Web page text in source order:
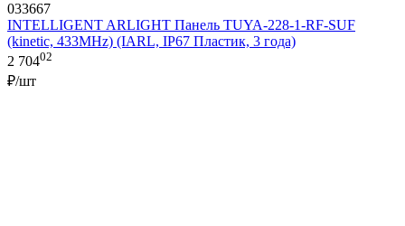
033667
INTELLIGENT ARLIGHT Панель TUYA-228-1-RF-SUF
(kinetic, 433MHz) (IARL, IP67 Пластик, 3 года)
2 70402
₽/шт